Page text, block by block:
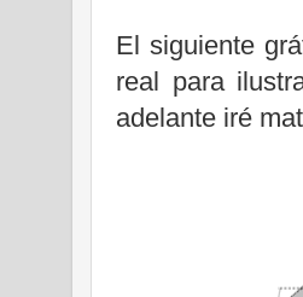
El siguiente
real para
adelante iré